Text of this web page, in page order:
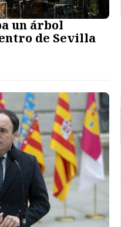
un árbol
de Sevilla